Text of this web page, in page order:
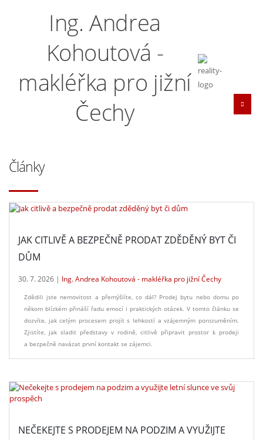
Ing. Andrea
Kohoutová -
makléřka pro jižní
Čechy
Články
JAK CITLIVĚ A BEZPEČNĚ PRODAT ZDĚDĚNÝ BYT ČI
DŮM
30. 7. 2026 | Ing. Andrea Kohoutová - makléřka pro jižní Čechy
Zdědili jste nemovitost a přemýšlíte, co dál? Prodej bytu nebo domu po
někom blízkém přináší řadu emocí i praktických otázek. V tomto článku se
dozvíte, jak celým procesem projít s lehkostí a vzájemným porozuměním.
Zjistíte, jak sladit představy v rodině, citlivě připravit prostor k prodeji
a bezpečně navázat první kontakt se zájemci.
NEČEKEJTE S PRODEJEM NA PODZIM A VYUŽIJTE